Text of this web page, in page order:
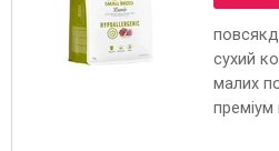
сухий
малих
преміум